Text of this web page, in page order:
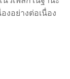
งอย่างต่อเนื่อง